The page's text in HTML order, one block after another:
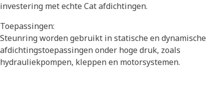
investering met echte Cat afdichtingen.
Toepassingen:
Steunring worden gebruikt in statische en dynamische
afdichtingstoepassingen onder hoge druk, zoals
hydrauliekpompen, kleppen en motorsystemen.